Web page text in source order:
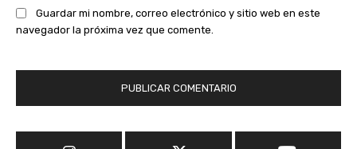
Guardar mi nombre, correo electrónico y sitio web en este
navegador la próxima vez que comente.